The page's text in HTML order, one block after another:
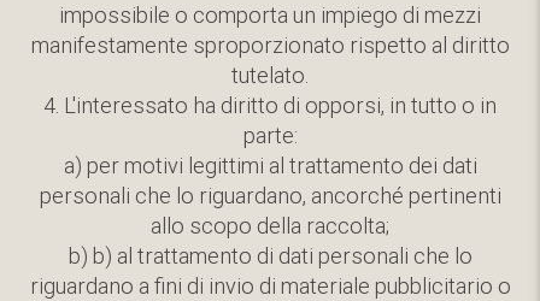
impossibile o comporta un impiego di mezzi
manifestamente sproporzionato rispetto al diritto
tutelato.
4. L'interessato ha diritto di opporsi, in tutto o in
parte:
a) per motivi legittimi al trattamento dei dati
personali che lo riguardano, ancorché pertinenti
allo scopo della raccolta;
b) b) al trattamento di dati personali che lo
riguardano a fini di invio di materiale pubblicitario o